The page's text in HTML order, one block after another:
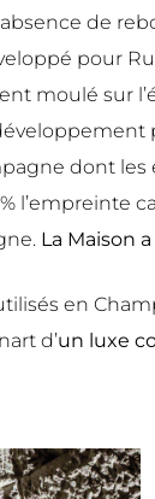
de
pour
moulé sur
dont
La Maison
en
d’un luxe